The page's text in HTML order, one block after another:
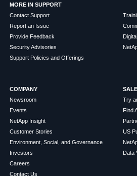
MORE IN SUPPORT
Contact Support
Report an Issue
Provide Feedback
Security Advisories
Support Policies and Offerings
COMPANY
Newsroom
Events
NetApp Insight
Customer Stories
Environment, Social, and Governance
Investors
Careers
Contact Us
Try
Find
US
Data